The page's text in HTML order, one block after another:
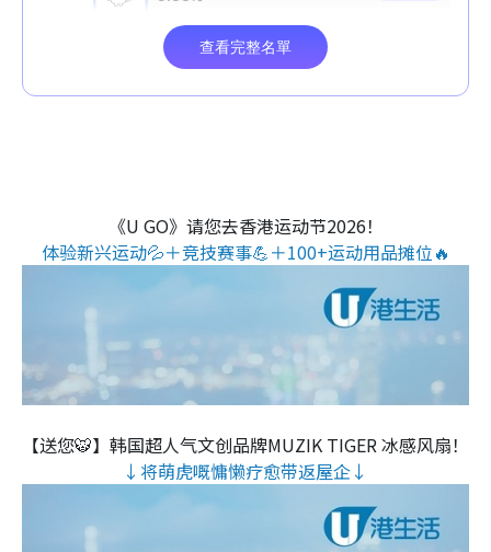
《U GO》请您去香港运动节2026！
体验新兴运动💦＋竞技赛事💪＋100+运动用品摊位🔥
【送您🐯】韩国超人气文创品牌MUZIK TIGER 冰感风扇！
↓将萌虎嘅慵懒疗愈带返屋企↓